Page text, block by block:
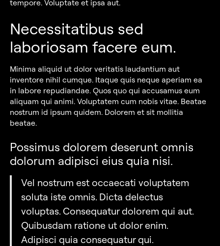
tempore. Voluptate et ipsa aut.
Necessitatibus sed
laboriosam facere eum.
Minima aliquid ut dolor veritatis laudantium aut
inventore nihil cumque. Itaque quis neque aperiam ea
in labore repudiandae. Quos quo qui accusamus eum
aliquam qui animi. Voluptatem cum nobis vitae. Beatae
nostrum id ipsum quidem. Dolorem et sit mollitia
beatae.
Possimus dolorem deserunt omnis
dolorum adipisci eius quia nisi.
Vel nostrum est occaecati voluptatem
soluta iste omnis. Dicta delectus
voluptas. Consequatur dolorem qui aut.
Quibusdam ratione ut dolor enim.
Adipisci quia consequatur qui.